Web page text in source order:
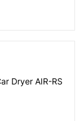
Dryer AIR-RS